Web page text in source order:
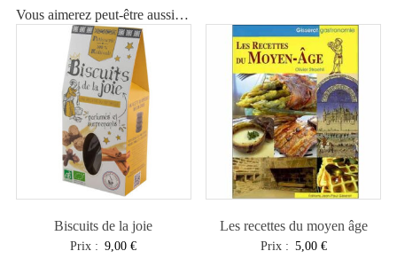
Vous aimerez peut-être aussi…
Biscuits de la joie
Prix : 9,00€
Les recettes du moyen âge
Prix : 5,00 €